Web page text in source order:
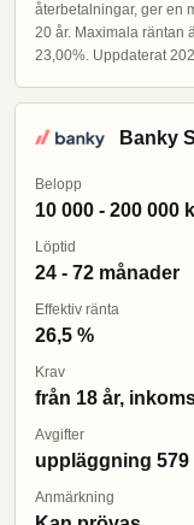
återbetalningar, ger en
20 år. Maximala räntan
23,00%. Uppdaterat
Banky
Belopp
10 000 - 200 000
Löptid
24 - 72 månader
Effektiv ränta
26,5 %
Krav
från 18 år,
Avgifter
uppläggning 579
Anmärkning